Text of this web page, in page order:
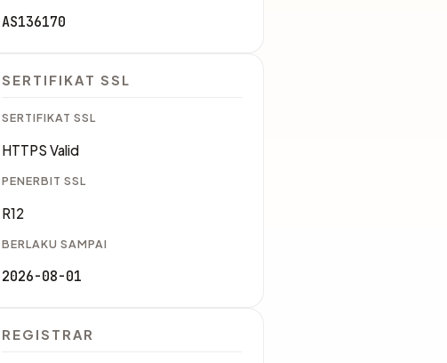
AS136170
SERTIFIKAT SSL
SERTIFIKAT SSL
HTTPS Valid
PENERBIT SSL
R12
BERLAKU SAMPAI
2026-08-01
REGISTRAR